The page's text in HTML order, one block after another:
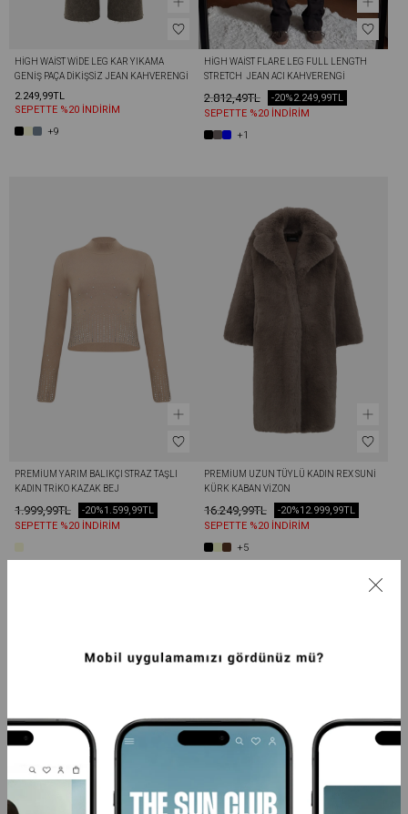
HIGH WAIST WIDE LEG KAR YIKAMA
GENIŞ PAÇA DIKIŞSIZ JEAN KAHVERENGI
2.249,99TL
SEPETTE %20 İNDİRİM
+9
HIGH WAIST FLARE LEG FULL LENGTH
STRETCH  JEAN ACI KAHVERENGI
2.812,49TL 2.249,99TL
-20%
SEPETTE %20 İNDİRİM
+1
PREMIUM YARIM BALIKÇI STRAZ TAŞLI
KADIN TRIKO KAZAK BEJ
1.999,99TL 1.599,99TL
-20%
SEPETTE %20 İNDİRİM
PREMIUM UZUN TÜYLÜ KADIN REX SUNI
KÜRK KABAN VIZON
16.249,99TL 12.999,99TL
-20%
SEPETTE %20 İNDİRİM
+5